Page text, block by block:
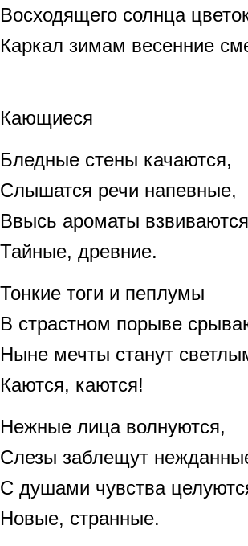
Восходящего солнца
Каркал зимам весенние
Кающиеся
Бледные стены качаются,
Слышатся речи напевные,
Ввысь ароматы
Тайные, древние.
Тонкие тоги и пеплумы
В страстном порыве
Ныне мечты станут
Каются, каются!
Нежные лица волнуются,
Слезы заблещут
С душами чувства
Новые, странные.